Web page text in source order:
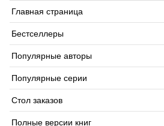
Главная страница
Бестселлеры
Популярные авторы
Популярные серии
Стол заказов
Полные версии книг